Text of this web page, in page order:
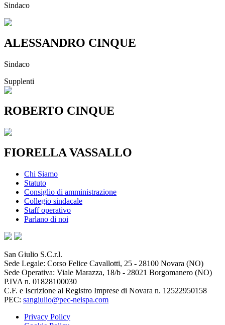
Sindaco
ALESSANDRO CINQUE
Sindaco
Supplenti
ROBERTO CINQUE
FIORELLA VASSALLO
Chi Siamo
Statuto
Consiglio di amministrazione
Collegio sindacale
Staff operativo
Parlano di noi
San Giulio S.C.r.l.
Sede Legale: Corso Felice Cavallotti, 25 - 28100 Novara (NO)
Sede Operativa: Viale Marazza, 18/b - 28021 Borgomanero (NO)
P.IVA n. 01828100030
C.F. e Iscrizione al Registro Imprese di Novara n. 12522950158
PEC: sangiulio@pec-neispa.com
Privacy Policy